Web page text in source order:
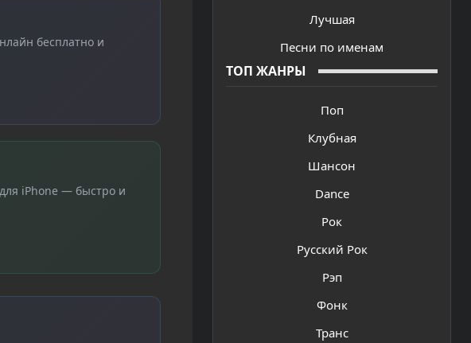
Лучшая
Песни по именам
ТОП ЖАНРЫ
Поп
Клубная
Шансон
Dance
Рок
Русский Рок
Рэп
Фонк
Транс
бесплатно и
для iPhone — быстро и